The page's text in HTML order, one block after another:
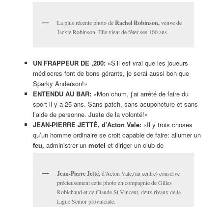
La plus récente photo deRachel Robinson,veuve de
Jackie Robinson. Elle vient de fêter ses 100 ans.
UN FRAPPEUR DE ,200: «S’il est vrai que les joueurs
médiocres font de bons gérants, je serai aussi bon que
Sparky Anderson!»
ENTENDU AU BAR: «Mon chum, j’ai arrêté de faire du
sport il y a 25 ans. Sans patch, sans acuponcture et sans
l’aide de personne. Juste de la volonté!»
JEAN-PIERRE JETTÉ, d’Acton Vale: «Il y trois choses
qu’un homme ordinaire se croit capable de faire: allumer un
feu, administrer un motel et diriger un club de
Jean-Pierre Jetté,d’Acton Vale,(au centre) conserve
précieusement cette photo en compagnie de Gilles
Robichaud et de Claude St-Vincent, deux rivaux de la
Ligue Senior provinciale.